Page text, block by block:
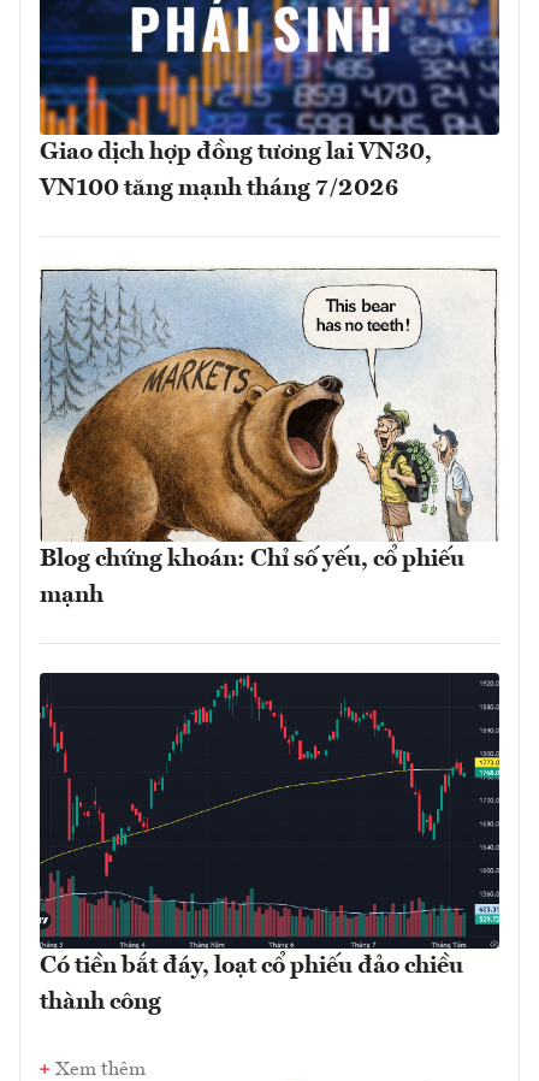
Giao dịch hợp đồng tương lai VN30,
VN100 tăng mạnh tháng 7/2026
Blog chứng khoán: Chỉ số yếu, cổ phiếu
mạnh
Có tiền bắt đáy, loạt cổ phiếu đảo chiều
thành công
Xem thêm